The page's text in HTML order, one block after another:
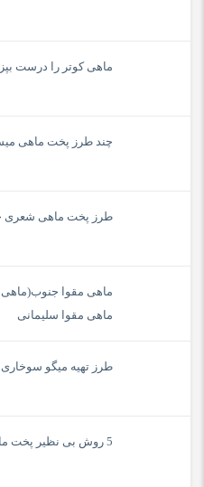
ماهی کوتر را درست
چند طرز پخت ماهی
طرز پخت ماهی شعری
ماهی مقوا
ماهی مقوا سلیمانی
طرز تهیه میگو سوخاری
5 روش بی نظیر پخت ماهی گالیت به سبک جنوبی